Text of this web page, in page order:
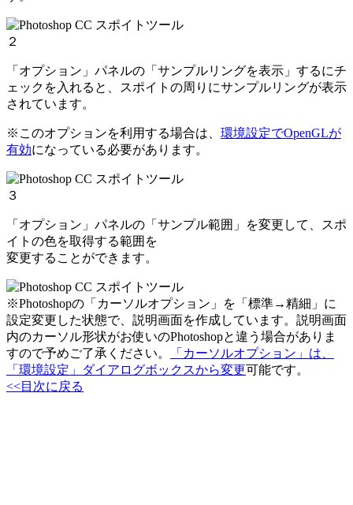
２
「オプション」パネルの「サンプルリングを表示」するにチ
ェックを入れると、スポイトの周りにサンプルリングが表示
されています。
※このオプションを利用する場合は、 環境設定でOpenGLが
有効になっている必要があります。
３
「オプション」パネルの「サンプル範囲」を変更して、スポ
イトの色を取得する範囲を
変更することができます。
※Photoshopの「カーソルオプション」を「標準→精細」に
設定変更した状態で、説明画面を作成しています。説明画面
内のカーソル形状がお使いのPhotoshopと違う場合がありま
すので予めご了承ください。
「カーソルオプション」は、
「環境設定」ダイアログボックスから変更可能です。
<<目次に戻る